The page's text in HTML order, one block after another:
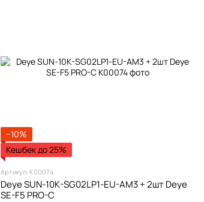
−10%
Кешбек до 25%
Артикул: К00074
Deye SUN-10K-SG02LP1-EU-AM3 + 2шт Deye
SE-F5 PRO-C